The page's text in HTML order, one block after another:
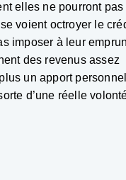
elles ne pourront
voient octroyer le
imposer à leur
des revenus assez
un apport
d’une réelle